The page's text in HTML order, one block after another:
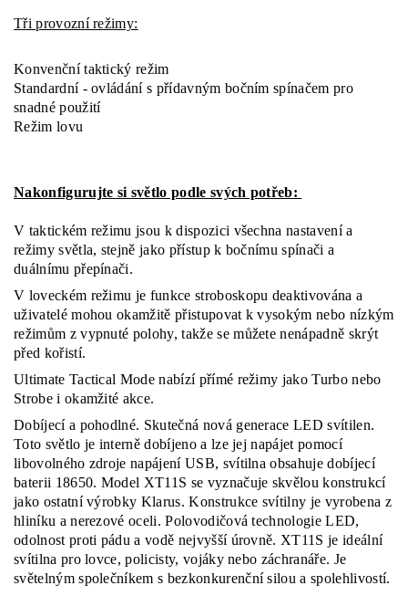
Tři provozní režimy:
Konvenční taktický režim
Standardní - ovládání s přídavným bočním spínačem pro
snadné použití
Režim lovu
Nakonfigurujte si světlo podle svých potřeb:
V taktickém režimu jsou k dispozici všechna nastavení a
režimy světla, stejně jako přístup k bočnímu spínači a
duálnímu přepínači.
V loveckém režimu je funkce stroboskopu deaktivována a
uživatelé mohou okamžitě přistupovat k vysokým nebo nízkým
režimům z vypnuté polohy, takže se můžete nenápadně skrýt
před kořistí.
Ultimate Tactical Mode nabízí přímé režimy jako Turbo nebo
Strobe i okamžité akce.
Dobíjecí a pohodlné. Skutečná nová generace LED svítilen.
Toto světlo je interně dobíjeno a lze jej napájet pomocí
libovolného zdroje napájení USB, svítilna obsahuje dobíjecí
baterii 18650. Model XT11S se vyznačuje skvělou konstrukcí
jako ostatní výrobky Klarus. Konstrukce svítilny je vyrobena z
hliníku a nerezové oceli. Polovodičová technologie LED,
odolnost proti pádu a vodě nejvyšší úrovně. XT11S je ideální
svítilna pro lovce, policisty, vojáky nebo záchranáře. Je
světelným společníkem s bezkonkurenční silou a spolehlivostí.